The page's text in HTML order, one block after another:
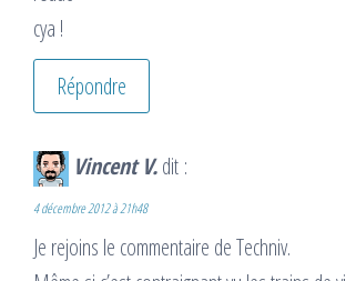
cya !
Répondre
Vincent V.dit :
4 décembre 2012 à 21h48
Je rejoins le commentaire de Techniv.